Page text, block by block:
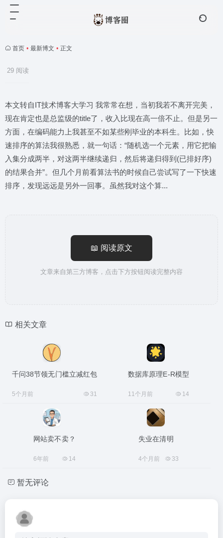
首页 • 最新博文 • 正文
29 阅读
本文转自IT技术博客大学习 我常常在想，当初我若不离开完美，
现在肯定也是总监级的title了，收入比现在高一倍不止。但是另一
方面，在编码能力上我甚至不如某些刚毕业的本科生。比如，快
速排序的算法我很熟悉，就一句话：“随机选一个元素，用它把输
入集分成两半，对这两半继续递归，然后将递归得到(已排好序)
的结果合并”。但几个月前看算法书的时候自己尝试写了一下快速
排序，发现远远是另外一回事。虽然我对这个算...
📖 阅读原文
文章来自第三方博客，点击下方按钮阅读完整内容
相关文章
千问38节领无门槛立减红包
5个月前 31
数据库原理E-R模型
11个月前 14
网站卖不卖？
6年前 14
失业在清明
4个月前 33
暂无评论